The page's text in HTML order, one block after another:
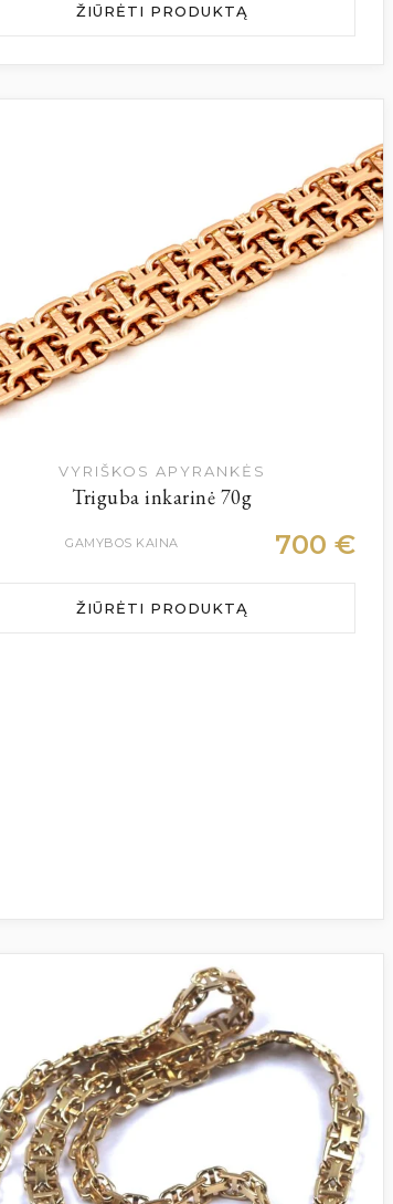
ŽIŪRĖTI PRODUKTĄ
VYRIŠKOS APYRANKĖS
Triguba inkarinė 70g
GAMYBOS KAINA 700 €
ŽIŪRĖTI PRODUKTĄ